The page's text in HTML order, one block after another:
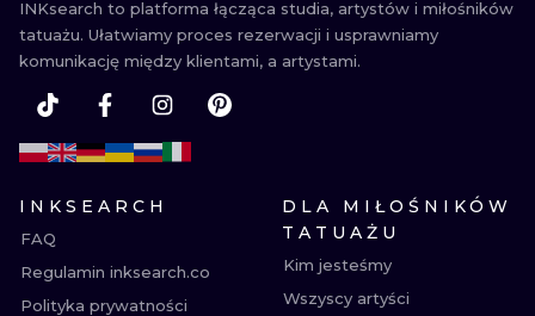
INKsearch to platforma łącząca studia, artystów i miłośników
tatuażu. Ułatwiamy proces rezerwacji i usprawniamy
komunikację między klientami, a artystami.
INKSEARCH
FAQ
Regulamin inksearch.co
Polityka prywatności
DLA MIŁOŚNIKÓW
TATUAŻU
Kim jesteśmy
Wszyscy artyści